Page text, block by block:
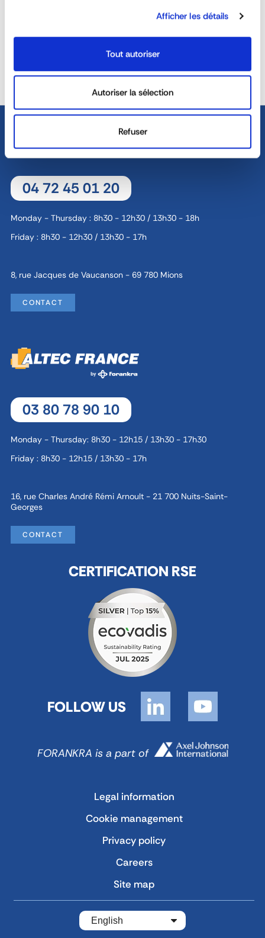
Afficher les détails
Tout autoriser
Autoriser la sélection
Refuser
YOUR SERVICE
DEDICATED SALES TEAM
04 72 45 01 20
Monday - Thursday : 8h30 - 12h30 / 13h30 - 18h
Friday : 8h30 - 12h30 / 13h30 - 17h
8, rue Jacques de Vaucanson - 69 780 Mions
CONTACT
03 80 78 90 10
Monday - Thursday: 8h30 - 12h15 / 13h30 - 17h30
Friday : 8h30 - 12h15 / 13h30 - 17h
16, rue Charles André Rémi Arnoult - 21 700 Nuits-Saint-
Georges
CONTACT
CERTIFICATION RSE
FOLLOW US
FORANKRA is a part of
Legal information
Cookie management
Privacy policy
Careers
Site map
English